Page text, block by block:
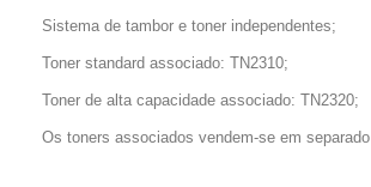
Sistema de tambor e toner independentes;
Toner standard associado: TN2310;
Toner de alta capacidade associado: TN2320;
Os toners associados vendem-se em separado